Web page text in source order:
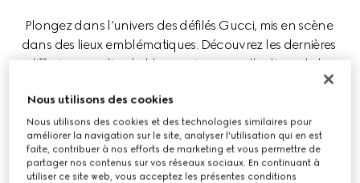
Plongez dans l’univers des défilés Gucci, mis en scène
dans des lieux emblématiques. Découvrez les dernières
diffusions en direct et les anciennes collections de la
Maison, où la tradition évolue au fil de l’innovation
créative.
Nous utilisons des cookies
Nous utilisons des cookies et des technologies similaires pour
améliorer la navigation sur le site, analyser l'utilisation qui en est
faite, contribuer à nos efforts de marketing et vous permettre de
partager nos contenus sur vos réseaux sociaux. En continuant à
utiliser ce site web, vous acceptez les présentes conditions